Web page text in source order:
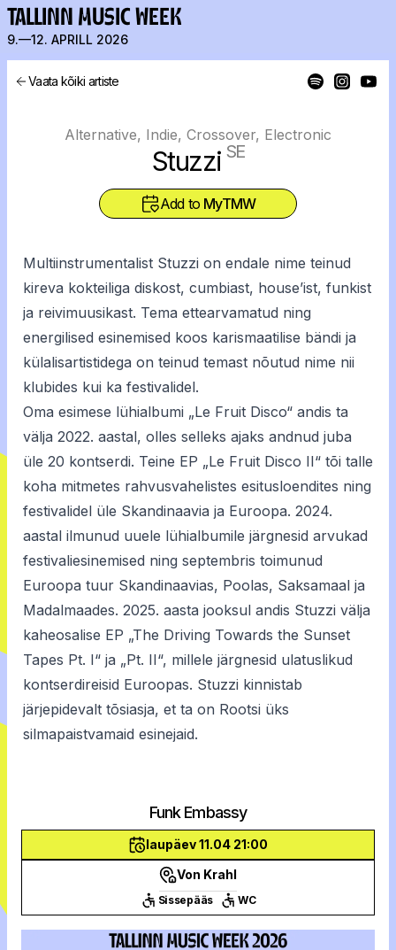
TALLINN MUSIC WEEK
9.—12. APRILL 2026
Vaata kõiki artiste
Alternative, Indie, Crossover, Electronic
Stuzzi SE
Add to MyTMW
Multiinstrumentalist Stuzzi on endale nime teinud
kireva kokteiliga diskost, cumbiast, house’ist, funkist
ja reivimuusikast. Tema ettearvamatud ning
energilised esinemised koos karismaatilise bändi ja
külalisartistidega on teinud temast nõutud nime nii
klubides kui ka festivalidel.
Oma esimese lühialbumi „Le Fruit Disco“ andis ta
välja 2022. aastal, olles selleks ajaks andnud juba
üle 20 kontserdi. Teine EP „Le Fruit Disco II“ tõi talle
koha mitmetes rahvusvahelistes esitusloendites ning
festivalidel üle Skandinaavia ja Euroopa. 2024.
aastal ilmunud uuele lühialbumile järgnesid arvukad
festivaliesinemised ning septembris toimunud
Euroopa tuur Skandinaavias, Poolas, Saksamaal ja
Madalmaades. 2025. aasta jooksul andis Stuzzi välja
kaheosalise EP „The Driving Towards the Sunset
Tapes Pt. I“ ja „Pt. II“, millele järgnesid ulatuslikud
kontserdireisid Euroopas. Stuzzi kinnistab
järjepidevalt tõsiasja, et ta on Rootsi üks
silmapaistvamaid esinejaid.
Funk Embassy
laupäev 11.04 21:00
Von Krahl
Sissepääs WC